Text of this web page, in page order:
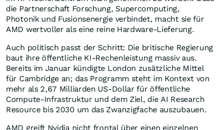
die Partnerschaft Forschung, Supercomputing,
Photonik und Fusionsenergie verbindet, macht sie für
AMD wertvoller als eine reine Hardware-Lieferung.
Auch politisch passt der Schritt: Die britische Regierung
baut ihre öffentliche KI-Rechenleistung massiv aus.
Bereits im Januar kündigte London zusätzliche Mittel
für Cambridge an; das Programm steht im Kontext von
mehr als 2,67 Milliarden US-Dollar für öffentliche
Compute-Infrastruktur und dem Ziel, die AI Research
Resource bis 2030 um das Zwanzigfache auszubauen.
AMD greift Nvidia nicht frontal über einen einzelnen